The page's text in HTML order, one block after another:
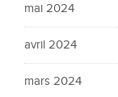
mai 2024
avril 2024
mars 2024